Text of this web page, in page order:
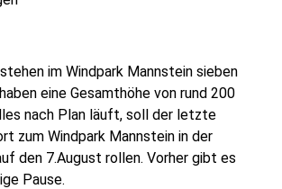
im Windpark Mannstein sieben
eine Gesamthöhe von rund 200
nach Plan läuft, soll der letzte
zum Windpark Mannstein in der
den 7.August rollen. Vorher gibt es
Pause.